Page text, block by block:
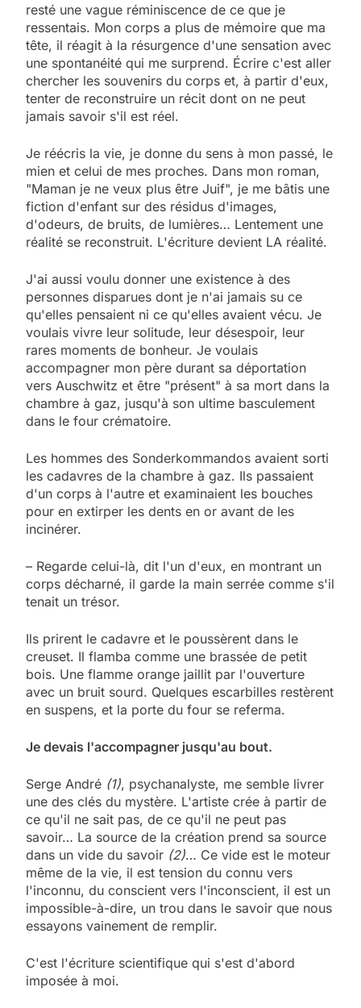
resté une vague réminiscence de ce que je
ressentais. Mon corps a plus de mémoire que ma
tête, il réagit à la résurgence d'une sensation avec
une spontanéité qui me surprend. Écrire c'est aller
chercher les souvenirs du corps et, à partir d'eux,
tenter de reconstruire un récit dont on ne peut
jamais savoir s'il est réel.
Je réécris la vie, je donne du sens à mon passé, le
mien et celui de mes proches. Dans mon roman,
"Maman je ne veux plus être Juif", je me bâtis une
fiction d'enfant sur des résidus d'images,
d'odeurs, de bruits, de lumières… Lentement une
réalité se reconstruit. L'écriture devient LA réalité.
J'ai aussi voulu donner une existence à des
personnes disparues dont je n'ai jamais su ce
qu'elles pensaient ni ce qu'elles avaient vécu. Je
voulais vivre leur solitude, leur désespoir, leur
rares moments de bonheur. Je voulais
accompagner mon père durant sa déportation
vers Auschwitz et être "présent" à sa mort dans la
chambre à gaz, jusqu'à son ultime basculement
dans le four crématoire.
Les hommes des Sonderkommandos avaient sorti
les cadavres de la chambre à gaz. Ils passaient
d'un corps à l'autre et examinaient les bouches
pour en extirper les dents en or avant de les
incinérer.
– Regarde celui-là, dit l'un d'eux, en montrant un
corps décharné, il garde la main serrée comme s'il
tenait un trésor.
Ils prirent le cadavre et le poussèrent dans le
creuset. Il flamba comme une brassée de petit
bois. Une flamme orange jaillit par l'ouverture
avec un bruit sourd. Quelques escarbilles restèrent
en suspens, et la porte du four se referma.
Je devais l'accompagner jusqu'au bout.
Serge André (1), psychanalyste, me semble livrer
une des clés du mystère. L'artiste crée à partir de
ce qu'il ne sait pas, de ce qu'il ne peut pas
savoir… La source de la création prend sa source
dans un vide du savoir (2)… Ce vide est le moteur
même de la vie, il est tension du connu vers
l'inconnu, du conscient vers l'inconscient, il est un
impossible-à-dire, un trou dans le savoir que nous
essayons vainement de remplir.
C'est l'écriture scientifique qui s'est d'abord
imposée à moi.